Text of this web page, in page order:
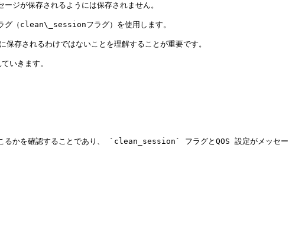
ジが保存されるようには保存されません。
グ（clean\_sessionフラグ）を使用します。
存されるわけではないことを理解することが重要です。
いきます。
るかを確認することであり、 `clean_session` フラグとQOS 設定がメッセー